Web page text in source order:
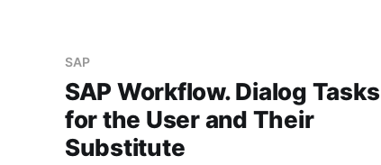
SAP
SAP Workflow. Dialog Tasks
for the User and Their
Substitute